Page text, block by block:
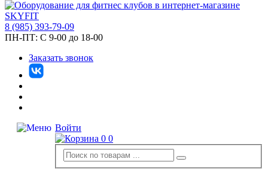
8 (985) 393-79-09
ПН-ПТ: С 9-00 до 18-00
Заказать звонок
Войти
0 0